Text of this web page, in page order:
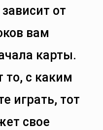
от
вам
карты.
то, с каким
играть, тот
свое